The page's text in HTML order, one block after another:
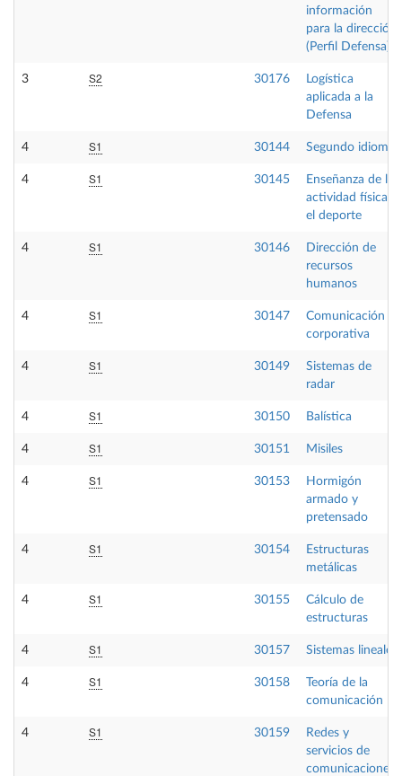
información
para la dirección
(Perfil Defensa)
3 S2 30176
Logística
aplicada a la
Defensa
4 S1 30144 Segundo idioma
4 S1 30145
Enseñanza de la
actividad física y
el deporte
4 S1 30146
Dirección de
recursos
humanos
4 S1 30147
Comunicación
corporativa
4 S1 30149
Sistemas de
radar
4 S1 30150 Balística
4 S1 30151 Misiles
4 S1 30153
Hormigón
armado y
pretensado
4 S1 30154
Estructuras
metálicas
4 S1 30155
Cálculo de
estructuras
4 S1 30157 Sistemas lineales
4 S1 30158
Teoría de la
comunicación
4 S1 30159
Redes y
servicios de
comunicaciones